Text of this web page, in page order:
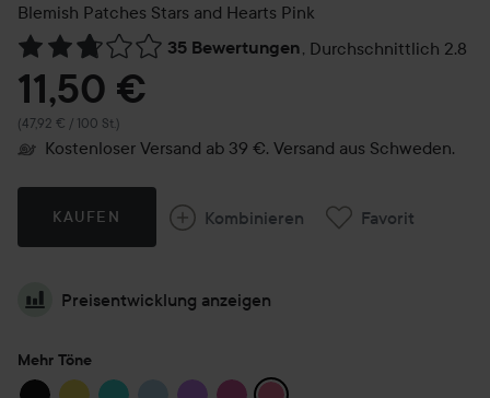
Blemish Patches Stars and Hearts Pink
35 Bewertungen, Durchschnittlich 2.8
Weiter zu Reviews & Kommentare
11,50 €
(47,92 € / 100 St.)
Kostenloser Versand ab 39 €. Versand aus Schweden.
KAUFEN Kombinieren Favorit
Preisentwicklung anzeigen
Mehr Töne